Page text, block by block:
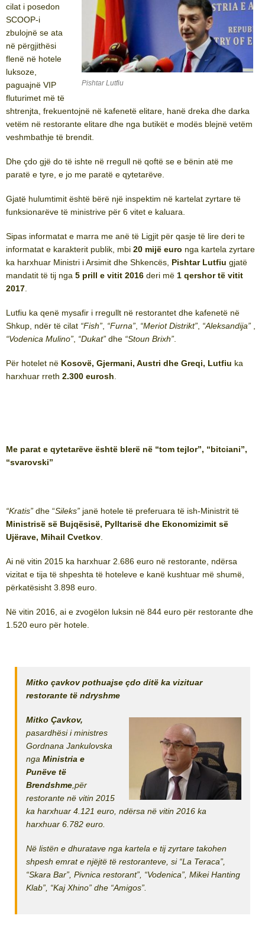
Pishtar Lutfiu
cilat i posedon
SCOOP-i
zbulojnë se ata
në përgjithësi
flenë në hotele
luksoze,
paguajnë VIP
fluturimet më të
shtrenjta, frekuentojnë në kafenetë elitare, hanë dreka dhe darka
vetëm në restorante elitare dhe nga butikët e modës blejnë vetëm
veshmbathje të brendit.
Dhe çdo gjë do të ishte në rregull në qoftë se e bënin atë me
paratë e tyre, e jo me paratë e qytetarëve.
Gjatë hulumtimit është bërë një inspektim në kartelat zyrtare të
funksionarëve të ministrive për 6 vitet e kaluara.
Sipas informatat e marra me anë të Ligjit për qasje të lire deri te
informatat e karakterit publik, mbi 20 mijë euro nga kartela zyrtare
ka harxhuar Ministri i Arsimit dhe Shkencës, Pishtar Lutfiu gjatë
mandatit të tij nga 5 prill e vitit 2016 deri më 1 qershor të vitit
2017
Lutfiu ka qenë mysafir i rregullt në restorantet dhe kafenetë në
Shkup, ndër të cilat “Fish” “Furna” “Meriot Distrikt” “Aleksandija”
“Vodenica Mulino” “Dukat” dhe “Stoun Brixh”
Për hotelet në Kosovë, Gjermani, Austri dhe Greqi, Lutfiu ka
harxhuar rreth 2.300 eurosh
Me parat e qytetarëve është blerë në “tom tejlor”, “bitciani”,
“svarovski”
“Kratis” dhe “Sileks” janë hotele të preferuara të ish-Ministrit të
Ministrisë së Bujqësisë, Pylltarisë dhe Ekonomizimit së
Ujërave, Mihail Cvetkov
Ai në vitin 2015 ka harxhuar 2.686 euro në restorante, ndërsa
vizitat e tija të shpeshta të hoteleve e kanë kushtuar më shumë,
përkatësisht 3.898 euro.
Në vitin 2016, ai e zvogëlon luksin në 844 euro për restorante dhe
1.520 euro për hotele.
Mitko çavkov pothuajse çdo ditë ka vizituar
restorante të ndryshme
Mitko Çavkov,
pasardhësi i ministres
Gordnana Jankulovska
nga Ministria e
Punëve të
Brendshme ,për
restorante në vitin 2015
ka harxhuar 4.121 euro, ndërsa në vitin 2016 ka
harxhuar 6.782 euro.
Në listën e dhuratave nga kartela e tij zyrtare takohen
shpesh emrat e njëjtë të restoranteve, si “La Teraca”,
“Skara Bar”, Pivnica restorant”, “Vodenica”, Mikei Hanting
Klab”, “Kaj Xhino” dhe “Amigos”.